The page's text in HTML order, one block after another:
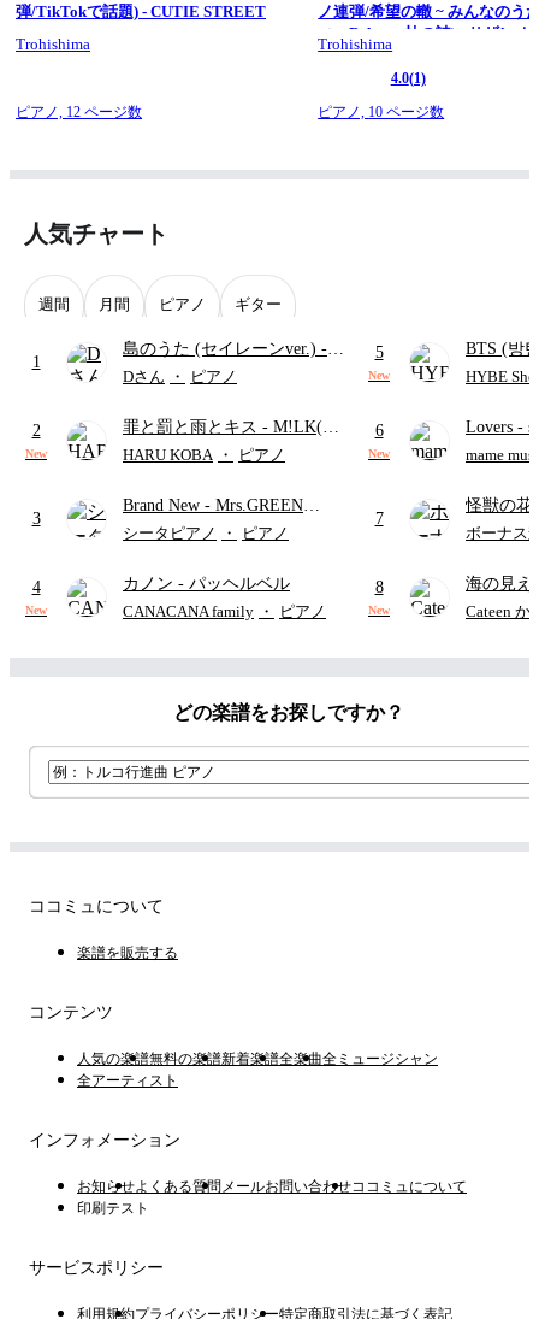
弾/TikTokで話題) - CUTIE STREET
Trohishima
ピアノ, 12 ページ数
ノ連弾/希望の轍 ~ みんなのう
ィ ~ Relay～杜の詩) - サザンオ
ーズ
Trohishima
4.0(1)
ピアノ, 10 ページ数
人気チャート
週間 月間 ピアノ ギター
1
島のうた (セイレーンver.) -
セイレーン(CV.鈴木みのり)
ード・ペダル付き/『映画ちい
かわ 人魚の島のひみつ』よ
Dさん ・ ピアノ
2
New
罪と罰と雨とキス - M!LK(佐
野勇斗&吉田仁人)
HARU KOBA ・ ピアノ
3
Brand New - Mrs.GREEN
APPLE
シータピアノ ・ ピアノ
4
New
カノン - パッヘルベル
CANACANA family ・ ピアノ
5
New
BTS (방
HYBE
6
New
Lovers -
ト)
mame
7
怪獣の
ードパー
ボーナス
8
New
海の見
Cateen か
どの楽譜をお探しですか？
ココミュについて
楽譜を販売する
コンテンツ
人気の楽譜無料の楽譜新着楽譜全楽曲全ミュージシャン
全アーティスト
インフォメーション
お知らせよくある質問 メールお問い合わせココミュについて
印刷テスト
サービスポリシー
利用規約プライバシーポリシー特定商取引法に基づく表記